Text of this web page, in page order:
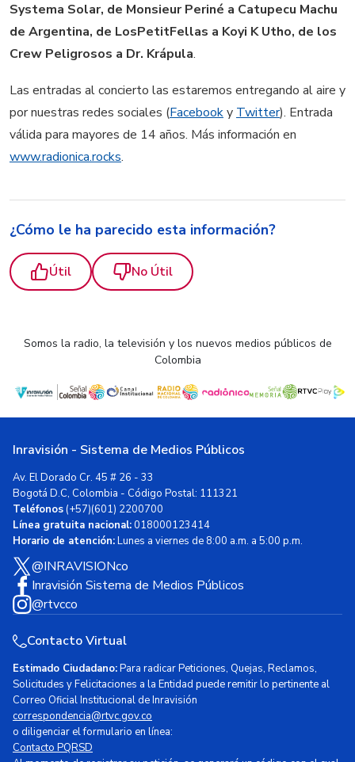
Systema Solar, de Monsieur Periné a Catupecu Machu
de Argentina, de LosPetitFellas a Koyi K Utho, de los
Crew Peligrosos a Dr. Krápula.
Las entradas al concierto las estaremos entregando al aire y
por nuestras redes sociales (Facebooky Twitter). Entrada
válida para mayores de 14 años. Más información en
www.radionica.rocks.
¿Cómo le ha parecido esta información?
Útil No Útil
Somos la radio, la televisión y los nuevos medios públicos de
Colombia
Inravisión - Sistema de Medios Públicos
Av. El Dorado Cr. 45 # 26 - 33
Bogotá D.C, Colombia - Código Postal: 111321
Teléfonos(+57)(601) 2200700
Línea gratuita nacional:018000123414
Horario de atención:Lunes a viernes de 8:00 a.m. a 5:00 p.m.
@INRAVISIONco
Inravisión Sistema de Medios Públicos
@rtvcco
Contacto Virtual
Estimado Ciudadano:Para radicar Peticiones, Quejas, Reclamos,
Solicitudes y Felicitaciones a la Entidad puede remitir lo pertinente al
Correo Oficial Institucional de Inravisión
correspondencia@rtvc.gov.co
o diligenciar el formulario en línea:
Contacto PQRSD